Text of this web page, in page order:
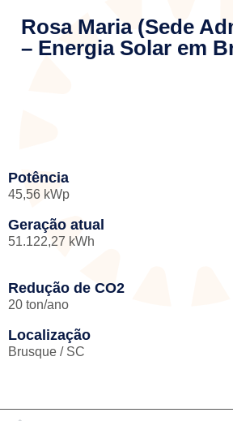
Rosa Maria (Sede
– Energia Solar em
Potência
45,56 kWp
Geração atual
51.122,27 kWh
Redução de CO2
20 ton/ano
Localização
Brusque / SC